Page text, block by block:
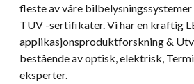
fleste av våre bilbelysningssystemer
TUV -sertifikater. Vi har en kraftig
applikasjonsproduktforskning &
bestående av optisk, elektrisk,
eksperter.